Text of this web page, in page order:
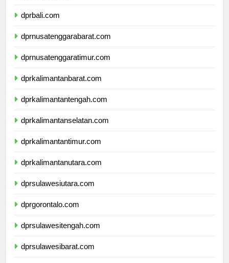
dprbali.com
dprnusatenggarabarat.com
dprnusatenggaratimur.com
dprkalimantanbarat.com
dprkalimantantengah.com
dprkalimantanselatan.com
dprkalimantantimur.com
dprkalimantanutara.com
dprsulawesiutara.com
dprgorontalo.com
dprsulawesitengah.com
dprsulawesibarat.com